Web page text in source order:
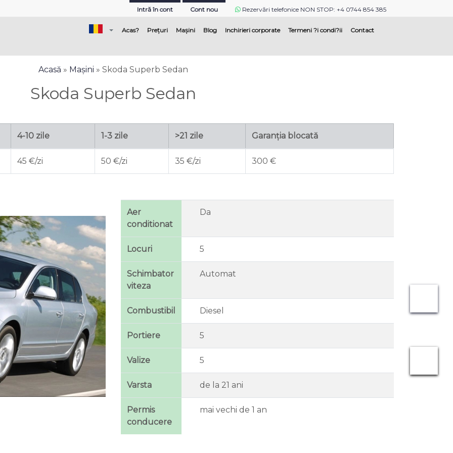
Intră în cont Cont nou Rezervări telefonice NON STOP: +4 0744 854 385
Acas?(current)
Prețuri Mașini Blog Inchirieri corporate Termeni ?i condi?ii Contact
Acasă » Mașini » Skoda Superb Sedan
Skoda Superb Sedan
4-10 zile 1-3 zile >21 zile Garanția blocată
45 €/zi 50 €/zi 35 €/zi 300 €
Aer
conditionat
Da
Locuri 5
Schimbator
viteza
Automat
Combustibil Diesel
Portiere 5
Valize 5
Varsta de la 21 ani
Permis
conducere
mai vechi de 1 an